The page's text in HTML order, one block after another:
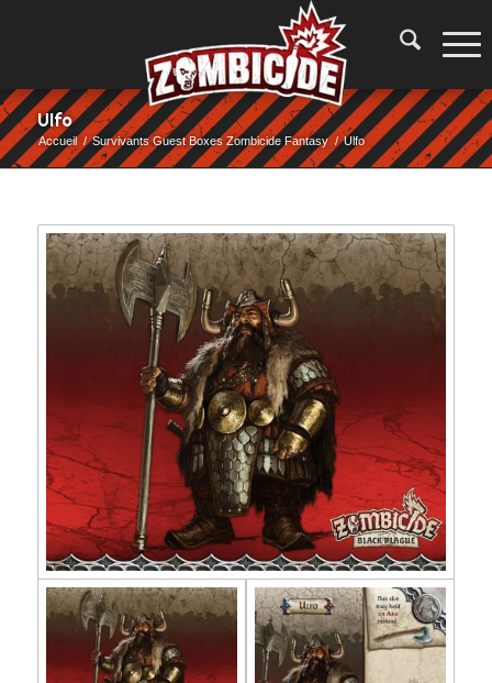
Ulfo
Accueil / Survivants Guest Boxes Zombicide Fantasy / Ulfo